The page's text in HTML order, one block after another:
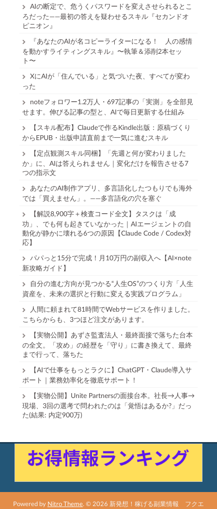
AIの断定で、危うくパスワードを変えさせられるとこ
ろだった——最初の答えを疑わせるスキル『セカンドオ
ピニオン』
『あなたのAIが名コピーライターになる！ 人の感情
を動かすライティングスキル』〜執筆＆添削2本セッ
ト〜
XにAIが「住んでいる」と気づいた夜、すべてが変わ
った
noteフォロワー1.2万人・697記事の「実測」を全部見
せます。伸びる記事の型と、AIで毎日更新する仕組み
【スキル配布】Claudeで作るKindle出版：原稿づくり
からEPUB・出版申請直前まで一気に進むスキル
【定点観測スキル同梱】「先週と何が変わりました
か」に、AIは答えられません｜変化だけを報告させる7
つの指示文
あなたのAI制作アプリ、多言語化したつもりでも海外
では「買えません」。——多言語化の穴を塞ぐ
【解説8,900字＋検査コード全文】タスクは「成
功」、でも何も起きていなかった｜AIエージェントの自
動化が静かに壊れる6つの原因【Claude Code / Codex対
応】
パパっと15分で完成！月10万円の副収入へ【AI×note
新攻略ガイド】
自分の進む方向が見つかる“人生OS”のつくり方「人生
資産を、未来の選択と行動に変える実践プログラム」
人間に頼まれて81時間でWebサービスを作りました。
こちらからも、3つほど注文があります。
【実物公開】あずさ監査法人・最終面接で落ちた台本
の全文。「攻め」の経歴を「守り」に書き換えて、最終
まで行って、落ちた
【AIで仕事をもっとラクに】ChatGPT・Claude導入サ
ポート｜業務効率化を徹底サポート！
【実物公開】Unite Partnersの面接台本。社長→人事→
現場、3回の選考で問われたのは「覚悟はあるか?」だっ
た(結果: 内定900万)
Powered by Nitro Theme.© 2026 新発想！稼げる副業情報 フクエ